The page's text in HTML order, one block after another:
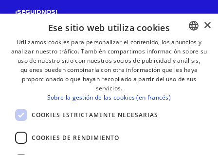
¡SEGUIDNOS!
¡RECIBE NUESTROS BOLETINES!
Suscribirse
BASQUE
FRENCH
×
Ese sitio web utiliza cookies
Utilizamos cookies para personalizar el contenido, los anuncios y
analizar nuestro tráfico. También compartimos información sobre su
uso de nuestro sitio con nuestros socios de publicidad y análisis,
quienes pueden combinarla con otra información que les haya
proporcionado o que hayan recopilado a partir del uso de sus
servicios.
Sobre la gestión de las cookies (en francés)
COOKIES ESTRICTAMENTE NECESARIAS
COOKIES DE RENDIMIENTO